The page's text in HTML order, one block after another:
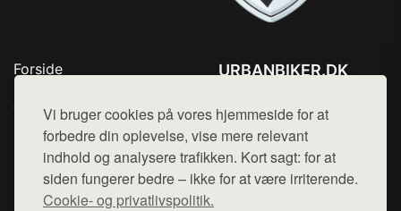
Vi bruger cookies på vores hjemmeside for at
forbedre din oplevelse, vise mere relevant
indhold og analysere trafikken. Kort sagt: for at
siden fungerer bedre – ikke for at være irriterende.
Cookie- og privatlivspolitik.
Forside
Top Rabatter
Blog
Kontakt
URBANBIKER.DK
Mail: hej@want.dk
Cookie- og privatlivspolitik